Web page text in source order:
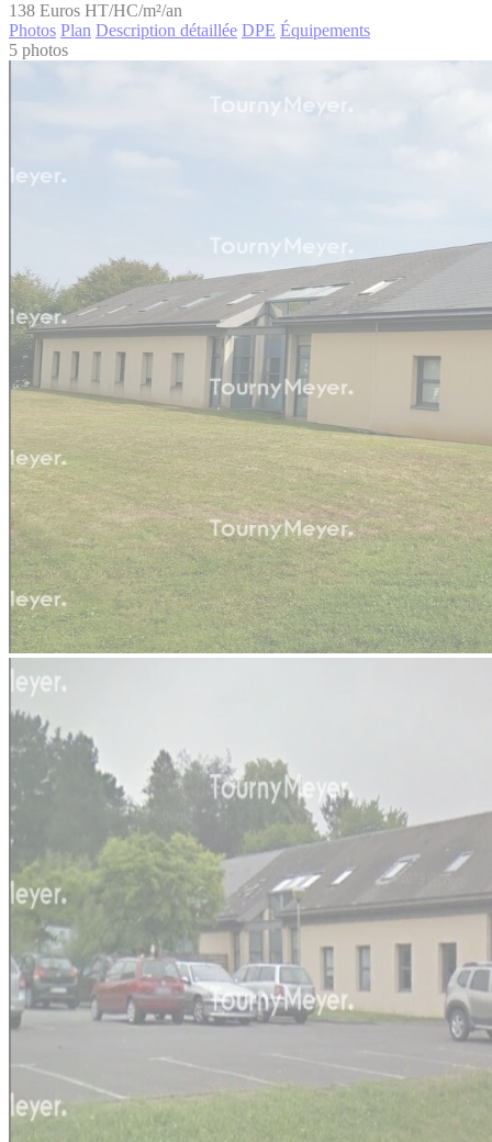
138 Euros HT/HC/m²/an
Photos Plan Description détaillée DPE Équipements
5 photos